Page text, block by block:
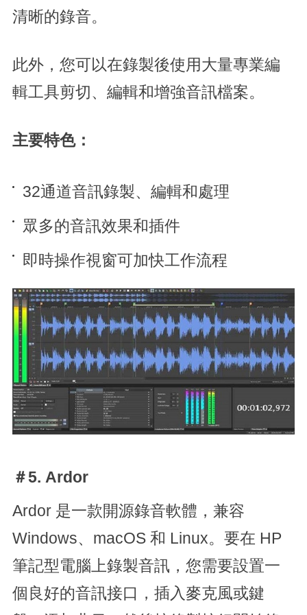
清晰的錄音。
此外，您可以在錄製後使用大量專業編
輯工具剪切、編輯和增強音訊檔案。
主要特色：
32通道音訊錄製、編輯和處理
眾多的音訊效果和插件
即時操作視窗可加快工作流程
＃5. Ardor
Ardor 是一款開源錄音軟體，兼容
Windows、macOS 和 Linux。要在 HP
筆記型電腦上錄製音訊，您需要設置一
個良好的音訊接口，插入麥克風或鍵